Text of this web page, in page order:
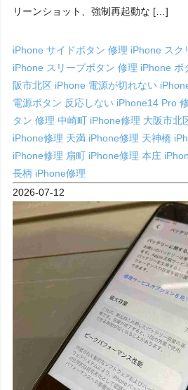
リーンショット、強制再起動な […]
iPhone サイドボタン 修理 iPhone スク
iPhone スリープボタン 修理 iPhone ボ
阪市北区 iPhone 電源が切れない
電源ボタン 反応しない iPhone14 Pro
タン 修理中崎町 iPhone修理 大阪市北
iPhone修理 天満 iPhone修理 天神橋
iPhone修理 扇町 iPhone修理本庄
長柄 iPhone修理
2026-07-12